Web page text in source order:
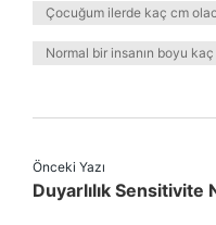
Çocuğum ilerde kaç cm
Normal bir insanın boyu kaç
Önceki Yazı
Duyarlılık Sensitivite